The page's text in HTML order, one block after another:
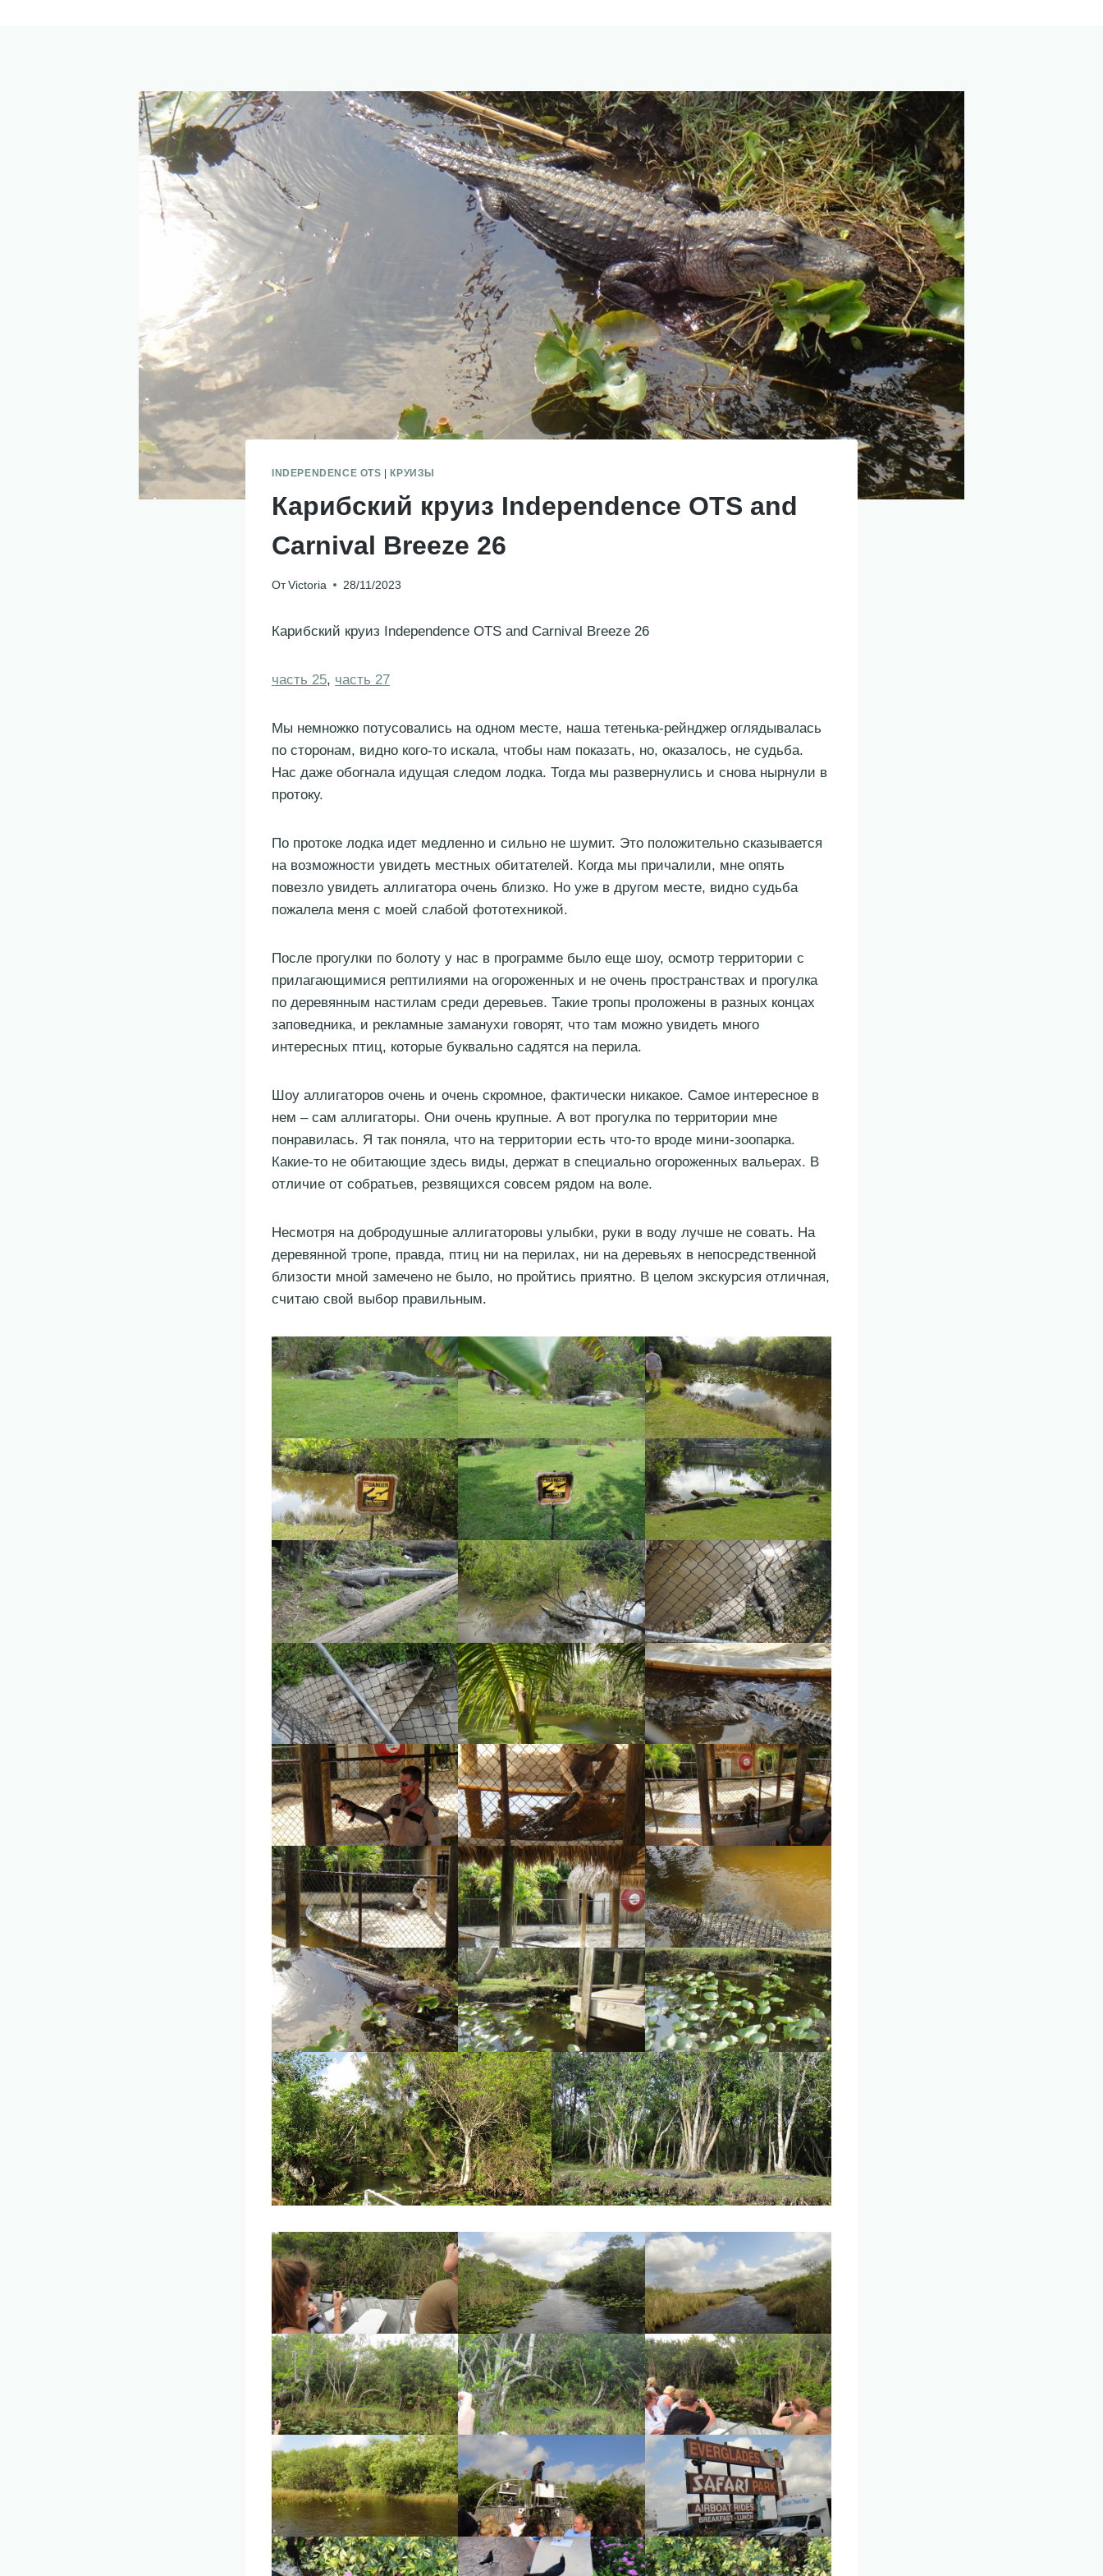
INDEPENDENCE OTS КРУИЗЫ
Карибский круиз Independence OTS аnd
Carnival Breeze 26
От Victoria 28/11/2023
Карибский круиз Independence OTS аnd Carnival Breeze 26
часть 25, часть 27
Мы немножко потусовались на одном месте, наша тетенька-рейнджер оглядывалась
по сторонам, видно кого-то искала, чтобы нам показать, но, оказалось, не судьба.
Нас даже обогнала идущая следом лодка. Тогда мы развернулись и снова нырнули в
протоку.
По протоке лодка идет медленно и сильно не шумит. Это положительно сказывается
на возможности увидеть местных обитателей. Когда мы причалили, мне опять
повезло увидеть аллигатора очень близко. Но уже в другом месте, видно судьба
пожалела меня с моей слабой фототехникой.
После прогулки по болоту у нас в программе было еще шоу, осмотр территории с
прилагающимися рептилиями на огороженных и не очень пространствах и прогулка
по деревянным настилам среди деревьев. Такие тропы проложены в разных концах
заповедника, и рекламные заманухи говорят, что там можно увидеть много
интересных птиц, которые буквально садятся на перила.
Шоу аллигаторов очень и очень скромное, фактически никакое. Самое интересное в
нем – сам аллигаторы. Они очень крупные. А вот прогулка по территории мне
понравилась. Я так поняла, что на территории есть что-то вроде мини-зоопарка.
Какие-то не обитающие здесь виды, держат в специально огороженных вальерах. В
отличие от собратьев, резвящихся совсем рядом на воле.
Несмотря на добродушные аллигаторовы улыбки, руки в воду лучше не совать. На
деревянной тропе, правда, птиц ни на перилах, ни на деревьях в непосредственной
близости мной замечено не было, но пройтись приятно. В целом экскурсия отличная,
считаю свой выбор правильным.